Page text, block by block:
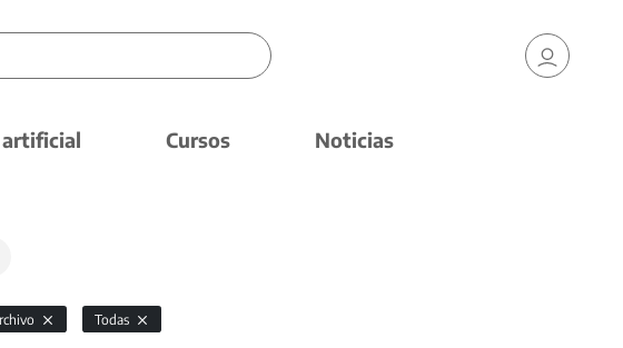
Cursos Noticias
Todas